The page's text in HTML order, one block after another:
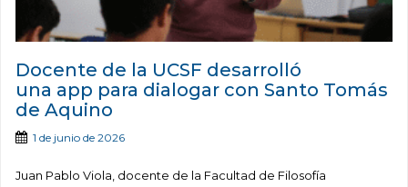
Docente de la UCSF desarrolló
una app para dialogar con Santo Tomás
de Aquino
1 de junio de 2026
Juan Pablo Viola, docente de la Facultad de Filosofía